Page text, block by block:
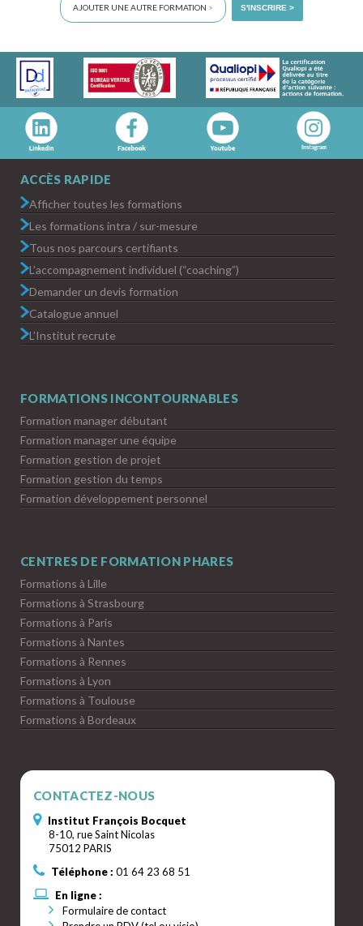
AJOUTER UNE AUTRE FORMATION > S'INSCRIRE >
ACCÈS RAPIDE
Afficher toutes les formations
Les formations intra / sur-mesure
Tous nos parcours certifiants
L’accompagnement individuel (“coaching”)
Demander un devis formation
Catalogue annuel
L’Institut recrute
FORMATIONS INCONTOURNABLES
Formation manager débutant
Formation manager une équipe
Formation gestion de projet
Formation gestion du temps
Formation développement personnel
CENTRES DE FORMATION PHARES
Formations à Lille
Formations à Strasbourg
Formations à Paris
Formations à Nantes
Formations à Rennes
Formations à Lyon
Formations à Toulouse
Formations à Bordeaux
CONTACTEZ-NOUS
Institut François Bocquet
8-10, rue Saint Nicolas
75012 PARIS
Téléphone : 01 64 23 68 51
En ligne :
Formulaire de contact